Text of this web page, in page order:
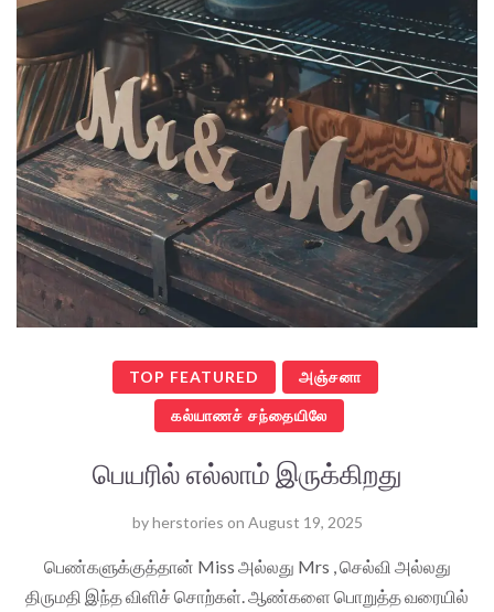
TOP FEATURED அஞ்சனா
கல்யாணச் சந்தையிலே
பெயரில் எல்லாம் இருக்கிறது
byherstories on August 19, 2025
பெண்களுக்குத்தான் Miss அல்லது Mrs , செல்வி அல்லது
திருமதி இந்த விளிச் சொற்கள். ஆண்களை பொறுத்த வரையில்